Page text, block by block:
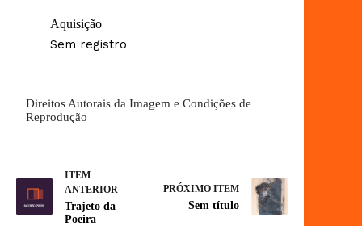
Aquisição
Sem registro
Direitos Autorais da Imagem e Condições de
Reprodução
ITEM
ANTERIOR
Trajeto da
Poeira
PRÓXIMO ITEM
Sem título